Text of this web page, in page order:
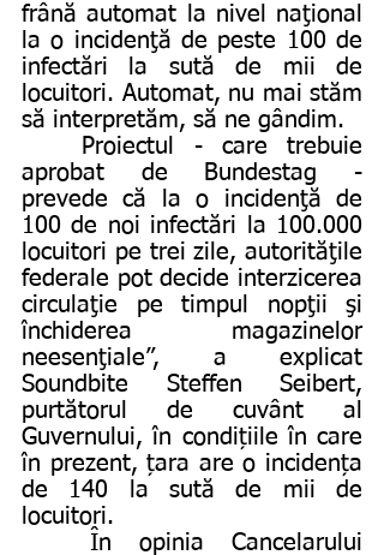
frână automat la nivel naţional
la o incidenţă de peste 100 de
infectări la sută de mii de
locuitori. Automat, nu mai stăm
să interpretăm, să ne gândim.
aprobat de Bundestag -
prevede că la o incidenţă de
100 de noi infectări la 100.000
locuitori pe trei zile, autorităţile
federale pot decide interzicerea
circulaţie pe timpul nopţii şi
închiderea magazinelor
neesenţiale”, a explicat
Soundbite Steffen Seibert,
purtătorul de cuvânt al
Guvernului, în condițiile în care
în prezent, țara are o incidența
de 140 la sută de mii de
locuitori.